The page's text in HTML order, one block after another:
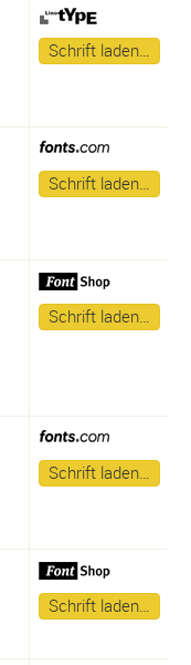
Schrift laden…
Schrift laden…
Schrift laden…
Schrift laden…
Schrift laden…